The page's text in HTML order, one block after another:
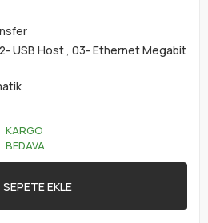
USB Host, 03- Ethernet Megabit
KARGO
BEDAVA
SEPETE EKLE